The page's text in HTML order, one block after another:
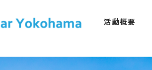
活動概要